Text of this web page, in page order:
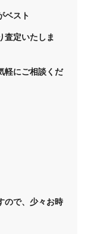
ベスト
査定いたしま
軽にご相談くだ
ので、少々お時